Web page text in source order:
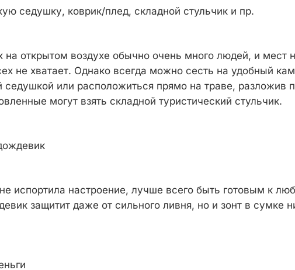
седушку, коврик/плед, складной стульчик и пр.
на открытом воздухе обычно очень много людей, и мест
не хватает. Однако всегда можно сесть на удобный
седушкой или расположиться прямо на траве, разложив
могут взять складной туристический стульчик.
испортила настроение, лучше всего быть готовым к
защитит даже от сильного ливня, но и зонт в сумке